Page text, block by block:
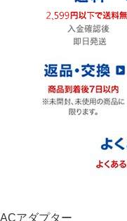
ACアダプター